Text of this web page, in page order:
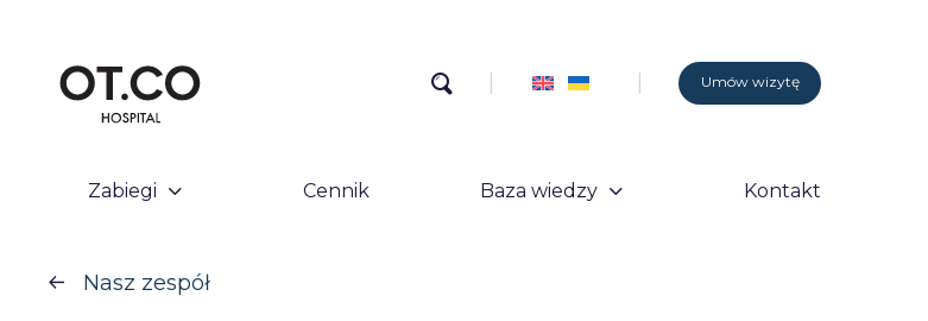
Umów wizytę
Zabiegi Cennik Baza wiedzy Kontakt
Nasz zespół